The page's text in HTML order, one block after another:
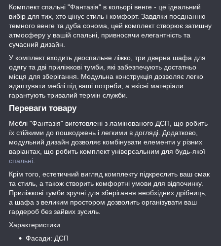
Комплект спальні "Фантазія" в кольорі венге - це ідеальний
вибір для тих, хто цінує стиль і комфорт. Завдяки поєднанню
темного венге та дуба сонома, цей комплект створює затишну
атмосферу у вашій спальні, привносячи елегантність та
сучасний дизайн.
У комплект входить двоспальне ліжко, три дверна шафа для
одягу та дві приліжкові тумби, які забезпечують достатньо
місця для зберігання. Модульна конструкція дозволяє легко
адаптувати меблі під ваші потреби, а якісні матеріали
гарантують тривалий термін служби.
Переваги товару
Меблі "Фантазія" виготовлені з ламінованого ДСП, що робить
їх стійкими до пошкоджень і легкими в догляді. Додатково,
модульний дизайн дозволяє комбінувати елементи у різних
варіантах, що робить комплект універсальним для будь-якої
спальні.
Крім того, естетичний вигляд комплекту підкреслить ваш смак
та стиль, а також створить комфортні умови для відпочинку.
Приліжкові тумби зручні для зберігання необхідних дрібниць,
а шафа з великим простором дозволить організувати ваш
гардероб без зайвих зусиль.
Характеристики
Фасади: ДСП